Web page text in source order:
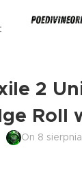
2
Roll
On 8